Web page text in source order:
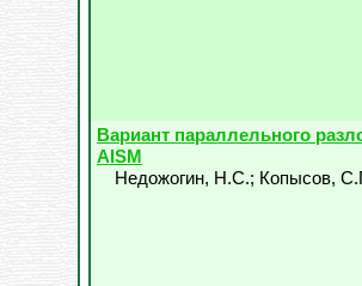
Вариант параллельного
AISM
Недожогин, Н.С.; Копысов,